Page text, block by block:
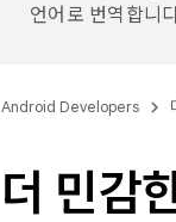
언어로 번역합니
Android Developers
더 민감